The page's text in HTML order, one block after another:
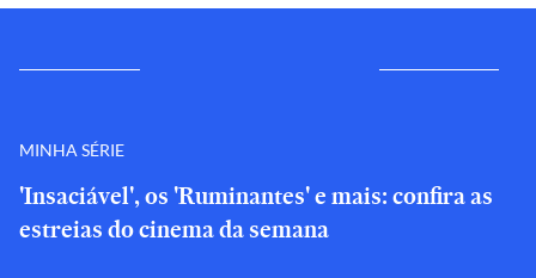
MINHA SÉRIE
'Insaciável', os 'Ruminantes' e mais: confira as
estreias do cinema da semana